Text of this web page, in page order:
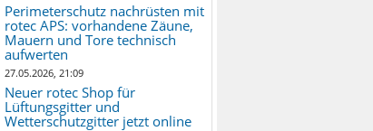
Perimeterschutz nachrüsten mit
rotec APS: vorhandene Zäune,
Mauern und Tore technisch
aufwerten
27.05.2026, 21:09
Neuer rotec Shop für
Lüftungsgitter und
Wetterschutzgitter jetzt online